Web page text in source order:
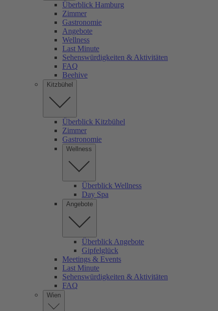
Überblick Hamburg
Zimmer
Gastronomie
Angebote
Wellness
Last Minute
Sehenswürdigkeiten & Aktivitäten
FAQ
Beehive
Kitzbühel
Überblick Kitzbühel
Zimmer
Gastronomie
Wellness
Überblick Wellness
Day Spa
Angebote
Überblick Angebote
Gipfelglück
Meetings & Events
Last Minute
Sehenswürdigkeiten & Aktivitäten
FAQ
Wien